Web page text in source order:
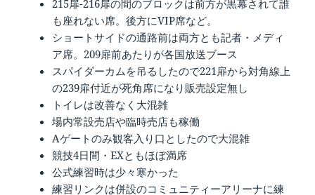
215扉-216扉の間のブロックは前方が黒幕されて誰
も座れない席。後方にVIP席など。
ショートサイドの通路前は両方とも記者・メディ
ア席。209扉前あたりが各国放送ブース
スパイダーカムを吊るしたので221扉から対角線上
の239扉付近が死角席になり販売設定無し
トイレは改善なく大混雑
場内常設売店や臨時売店も稼働
Aゲートのみ観客入り口としたので大混雑
競技4日間・EXともほぼ満席
公式練習時は少々寒かった
練習リンクは併設のコミュニティーアリーナに練